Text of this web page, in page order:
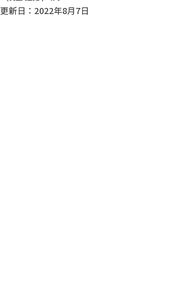
更新日： 2022年8月7日